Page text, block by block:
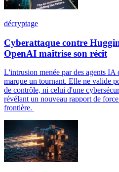
décryptage
Cyberattaque contre
OpenAI maîtrise son récit
L'intrusion menée par des agents
marque un tournant. Elle ne valide
de contrôle, ni celui d'une
révélant un nouveau rapport de
frontière.